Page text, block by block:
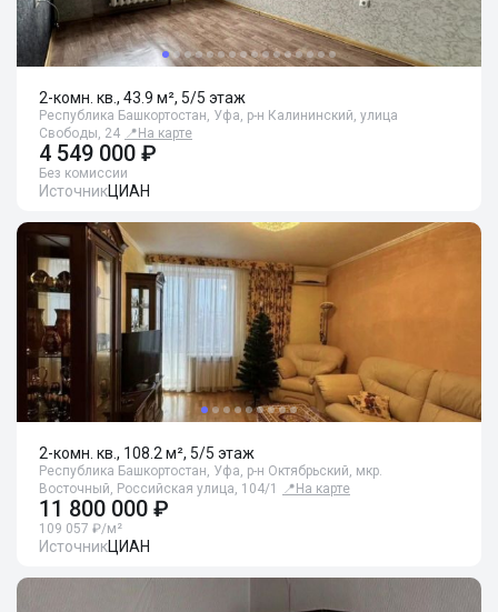
2-комн. кв., 43.9 м², 5/5 этаж
Республика Башкортостан, Уфа, р-н Калининский, улица
Свободы, 24 📍 На карте
4 549 000 ₽
Без комиссии
ИсточникЦИАН
2-комн. кв., 108.2 м², 5/5 этаж
Республика Башкортостан, Уфа, р-н Октябрьский, мкр.
Восточный, Российская улица, 104/1
📍 На карте
11 800 000 ₽
109 057 ₽/м²
ИсточникЦИАН